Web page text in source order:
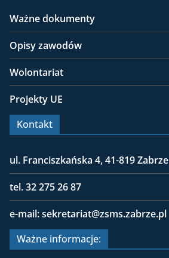
Ważne dokumenty
Opisy zawodów
Wolontariat
Projekty UE
Kontakt
ul. Franciszkańska 4, 41-819 Zabrze
tel. 32 275 26 87
e-mail: sekretariat@zsms.zabrze.pl
Ważne informacje: